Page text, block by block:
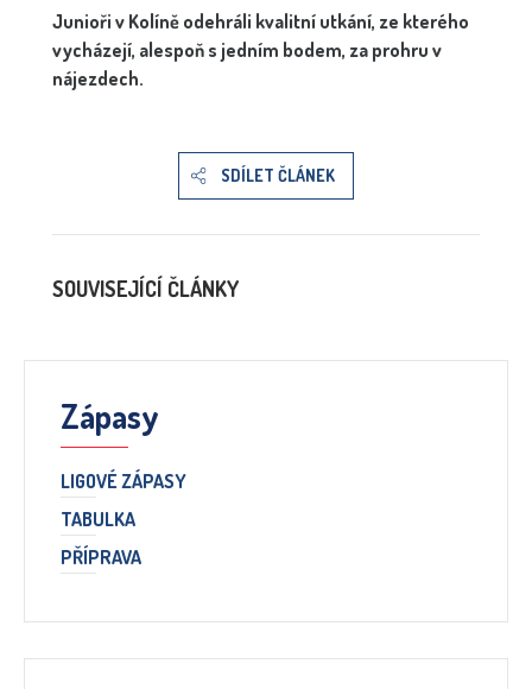
Junioři v Kolíně odehráli kvalitní utkání, ze kterého
vycházejí, alespoň s jedním bodem, za prohru v
nájezdech.
SDÍLET ČLÁNEK
SOUVISEJÍCÍ ČLÁNKY
Zápasy
LIGOVÉ ZÁPASY
TABULKA
PŘÍPRAVA